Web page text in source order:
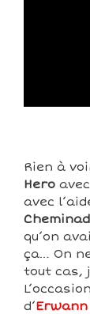
Rien à
Hero avec
avec
qu’on
ça… On
tout cas,
d’Erwann